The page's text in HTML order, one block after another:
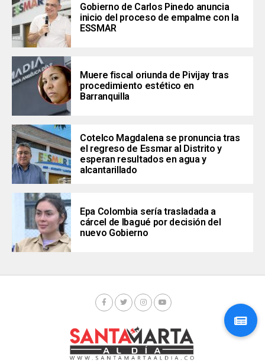
Gobierno de Carlos Pinedo anuncia
inicio del proceso de empalme con la
ESSMAR
Muere fiscal oriunda de Pivijay tras
procedimiento estético en
Barranquilla
Cotelco Magdalena se pronuncia tras
el regreso de Essmar al Distrito y
esperan resultados en agua y
alcantarillado
Epa Colombia sería trasladada a
cárcel de Ibagué por decisión del
nuevo Gobierno